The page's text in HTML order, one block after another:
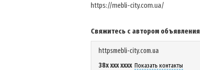
https://mebli-city.com.ua/
Свяжитесь с автором объявления
httpsmebli-city.com.ua
38x xxx xxxx Показать контакты